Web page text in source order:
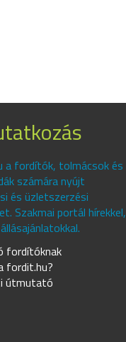
a fordítók, tolmácsok és
számára nyújt
és üzletszerzési
Szakmai portál hírekkel,
fordítóknak
fordit.hu?
útmutató